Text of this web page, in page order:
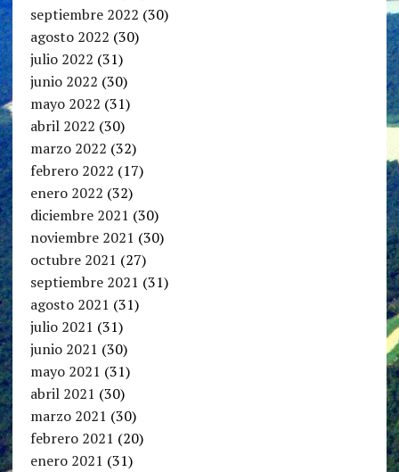
septiembre 2022 (30)
agosto 2022 (30)
julio 2022 (31)
junio 2022 (30)
mayo 2022 (31)
abril 2022 (30)
marzo 2022 (32)
febrero 2022 (17)
enero 2022 (32)
diciembre 2021 (30)
noviembre 2021 (30)
octubre 2021 (27)
septiembre 2021 (31)
agosto 2021 (31)
julio 2021 (31)
junio 2021 (30)
mayo 2021 (31)
abril 2021 (30)
marzo 2021 (30)
febrero 2021 (20)
enero 2021 (31)